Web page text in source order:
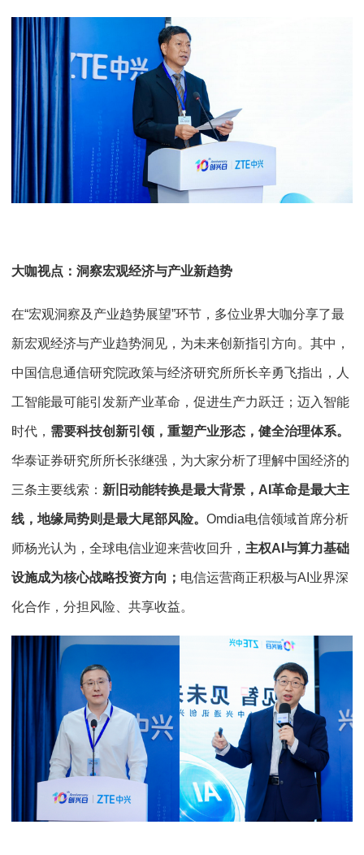
大咖视点：洞察宏观经济与产业新趋势
在“宏观洞察及产业趋势展望”环节，多位业界大咖分享了最
新宏观经济与产业趋势洞见，为未来创新指引方向。其中，
中国信息通信研究院政策与经济研究所所长辛勇飞指出，人
工智能最可能引发新产业革命，促进生产力跃迁；迈入智能
时代， 需要科技创新引领，重塑产业形态，健全治理体系。
华泰证券研究所所长张继强，为大家分析了理解中国经济的
三条主要线索： 新旧动能转换是最大背景，AI革命是最大主
线，地缘局势则是最大尾部风险。 Omdia电信领域首席分析
师杨光认为，全球电信业迎来营收回升， 主权AI与算力基础
设施成为核心战略投资方向； 电信运营商正积极与AI业界深
化合作，分担风险、共享收益。